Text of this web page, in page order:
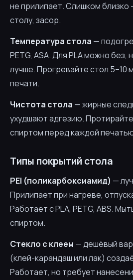
не прилипает. Слишком близко
столу, засор.
Температура стола —
PETG, ASA. Для PLA можно без,
лучше. Прогревайте стол 5–10
печати.
Чистота стола — жирные
ухудшают адгезию.
спиртом перед каждой
Типы покрытий стола
PEI (поликарбоксиамид) —
Прилипает при нагреве,
Работает с PLA, PETG, ABS.
спиртом.
Стекло с клеем — дешёвый
(клей-карандаш или лак)
Работает, но требует